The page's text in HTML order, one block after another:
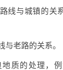
线与城镇的关
与老路的关系。
地质的处理，